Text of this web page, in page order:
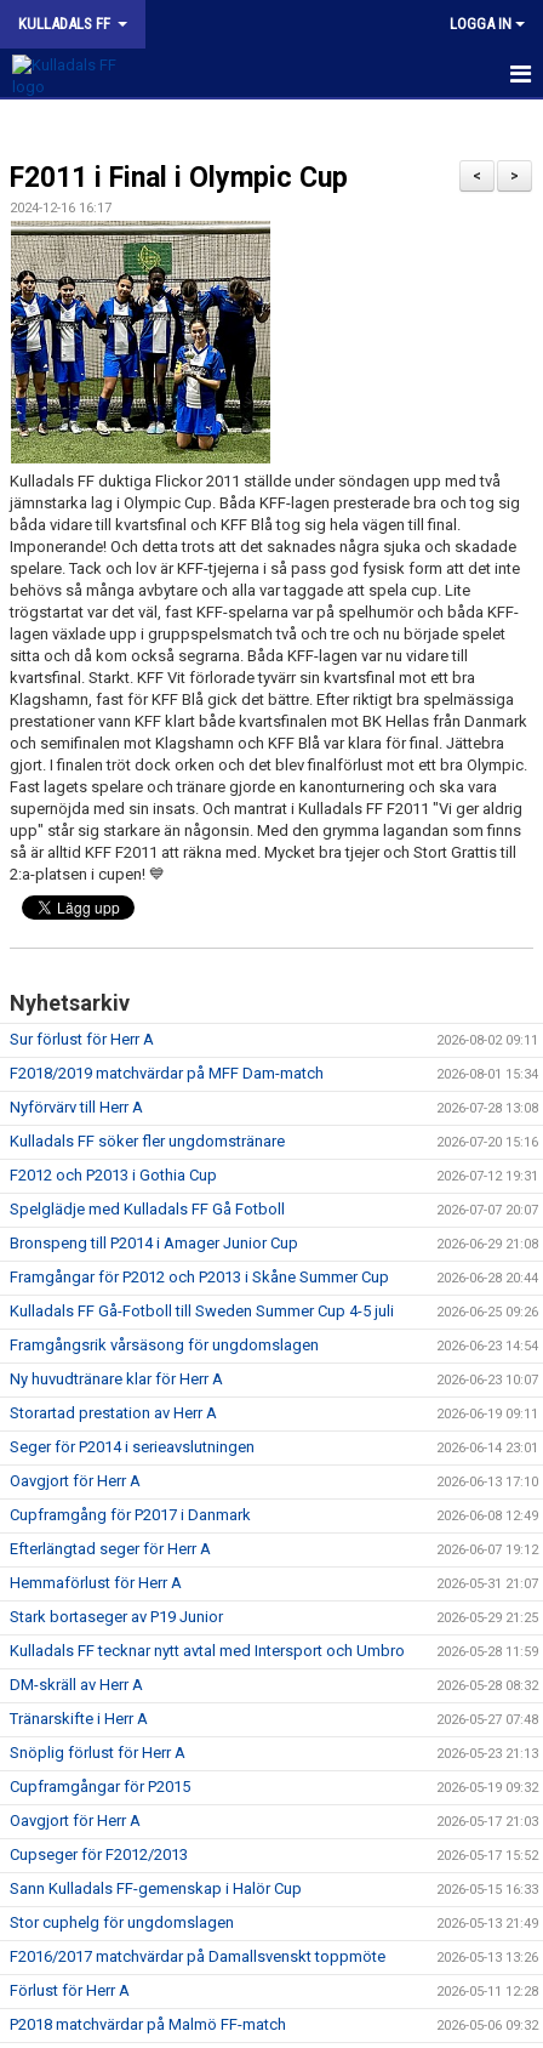
KULLADALS FF LOGGA IN
OM KLUBBEN
NYHETER
KONTAKT
INFORMATION MED POLICY
DOKUMENT
BILDGALLERI
MATCHER
INBETALNING
PROFILKLÄDER
KFF FACEBOOK
KFF INSTAGRAM
MEDLEM INTRESSEANMÄLAN
>
<
F2011 i Final i Olympic Cup
2024-12-16 16:17
Kulladals FF duktiga Flickor 2011 ställde under söndagen upp med två
jämnstarka lag i Olympic Cup. Båda KFF-lagen presterade bra och tog sig
båda vidare till kvartsfinal och KFF Blå tog sig hela vägen till final.
Imponerande! Och detta trots att det saknades några sjuka och skadade
spelare. Tack och lov är KFF-tjejerna i så pass god fysisk form att det inte
behövs så många avbytare och alla var taggade att spela cup. Lite
trögstartat var det väl, fast KFF-spelarna var på spelhumör och båda KFF-
lagen växlade upp i gruppspelsmatch två och tre och nu började spelet
sitta och då kom också segrarna. Båda KFF-lagen var nu vidare till
kvartsfinal. Starkt. KFF Vit förlorade tyvärr sin kvartsfinal mot ett bra
Klagshamn, fast för KFF Blå gick det bättre. Efter riktigt bra spelmässiga
prestationer vann KFF klart både kvartsfinalen mot BK Hellas från Danmark
och semifinalen mot Klagshamn och KFF Blå var klara för final. Jättebra
gjort. I finalen tröt dock orken och det blev finalförlust mot ett bra Olympic.
Fast lagets spelare och tränare gjorde en kanonturnering och ska vara
supernöjda med sin insats. Och mantrat i Kulladals FF F2011 "Vi ger aldrig
upp" står sig starkare än någonsin. Med den grymma lagandan som finns
så är alltid KFF F2011 att räkna med. Mycket bra tjejer och Stort Grattis till
2:a-platsen i cupen! 💙
Nyhetsarkiv
Sur förlust för Herr A 2026-08-02 09:11
F2018/2019 matchvärdar på MFF Dam-match 2026-08-01 15:34
Nyförvärv till Herr A 2026-07-28 13:08
Kulladals FF söker fler ungdomstränare 2026-07-20 15:16
F2012 och P2013 i Gothia Cup 2026-07-12 19:31
Spelglädje med Kulladals FF Gå Fotboll 2026-07-07 20:07
Bronspeng till P2014 i Amager Junior Cup 2026-06-29 21:08
Framgångar för P2012 och P2013 i Skåne Summer Cup 2026-06-28 20:44
Kulladals FF Gå-Fotboll till Sweden Summer Cup 4-5 juli 2026-06-25 09:26
Framgångsrik vårsäsong för ungdomslagen 2026-06-23 14:54
Ny huvudtränare klar för Herr A 2026-06-23 10:07
Storartad prestation av Herr A 2026-06-19 09:11
Seger för P2014 i serieavslutningen 2026-06-14 23:01
Oavgjort för Herr A 2026-06-13 17:10
Cupframgång för P2017 i Danmark 2026-06-08 12:49
Efterlängtad seger för Herr A 2026-06-07 19:12
Hemmaförlust för Herr A 2026-05-31 21:07
Stark bortaseger av P19 Junior 2026-05-29 21:25
Kulladals FF tecknar nytt avtal med Intersport och Umbro 2026-05-28 11:59
DM-skräll av Herr A 2026-05-28 08:32
Tränarskifte i Herr A 2026-05-27 07:48
Snöplig förlust för Herr A 2026-05-23 21:13
Cupframgångar för P2015 2026-05-19 09:32
Oavgjort för Herr A 2026-05-17 21:03
Cupseger för F2012/2013 2026-05-17 15:52
Sann Kulladals FF-gemenskap i Halör Cup 2026-05-15 16:33
Stor cuphelg för ungdomslagen 2026-05-13 21:49
F2016/2017 matchvärdar på Damallsvenskt toppmöte 2026-05-13 13:26
Förlust för Herr A 2026-05-11 12:28
P2018 matchvärdar på Malmö FF-match 2026-05-06 09:32